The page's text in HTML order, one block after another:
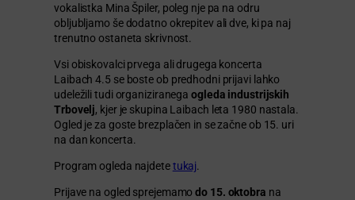
vokalistka Mina Špiler, poleg nje pa na odru
obljubljamo še dodatno okrepitev ali dve, ki pa naj
trenutno ostaneta skrivnost.
Vsi obiskovalci prvega ali drugega koncerta
Laibach 4.5 se boste ob predhodni prijavi lahko
udeležili tudi organiziranega ogleda industrijskih
Trbovelj, kjer je skupina Laibach leta 1980 nastala.
Ogled je za goste brezplačen in se začne ob 15. uri
na dan koncerta.
Program ogleda najdetetukaj.
Prijave na ogled sprejemamodo 15. oktobra na